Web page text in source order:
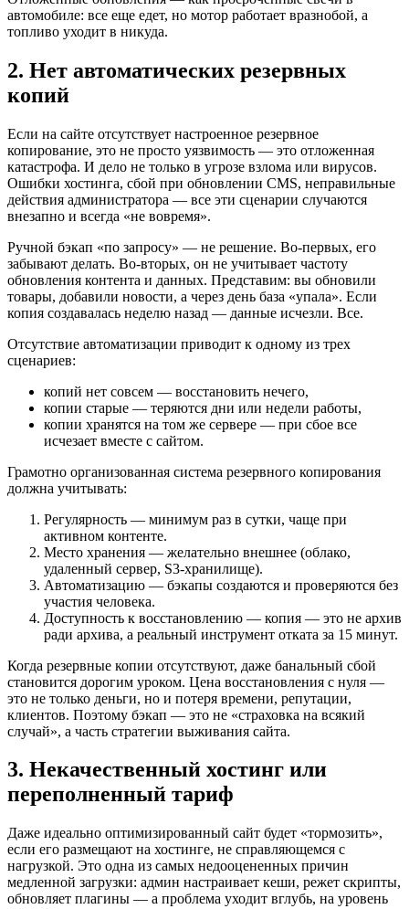
автомобиле: все еще едет, но мотор работает вразнобой, а
топливо уходит в никуда.
2. Нет автоматических резервных
копий
Если на сайте отсутствует настроенное резервное
копирование, это не просто уязвимость — это отложенная
катастрофа. И дело не только в угрозе взлома или вирусов.
Ошибки хостинга, сбой при обновлении CMS, неправильные
действия администратора — все эти сценарии случаются
внезапно и всегда «не вовремя».
Ручной бэкап «по запросу» — не решение. Во-первых, его
забывают делать. Во-вторых, он не учитывает частоту
обновления контента и данных. Представим: вы обновили
товары, добавили новости, а через день база «упала». Если
копия создавалась неделю назад — данные исчезли. Все.
Отсутствие автоматизации приводит к одному из трех
сценариев:
копий нет совсем — восстановить нечего,
копии старые — теряются дни или недели работы,
копии хранятся на том же сервере — при сбое все
исчезает вместе с сайтом.
Грамотно организованная система резервного копирования
должна учитывать:
Регулярность — минимум раз в сутки, чаще при
активном контенте.
Место хранения — желательно внешнее (облако,
удаленный сервер, S3-хранилище).
Автоматизацию — бэкапы создаются и проверяются без
участия человека.
Доступность к восстановлению — копия — это не архив
ради архива, а реальный инструмент отката за 15 минут.
Когда резервные копии отсутствуют, даже банальный сбой
становится дорогим уроком. Цена восстановления с нуля —
это не только деньги, но и потеря времени, репутации,
клиентов. Поэтому бэкап — это не «страховка на всякий
случай», а часть стратегии выживания сайта.
3. Некачественный хостинг или
переполненный тариф
Даже идеально оптимизированный сайт будет «тормозить»,
если его размещают на хостинге, не справляющемся с
нагрузкой. Это одна из самых недооцененных причин
медленной загрузки: админ настраивает кеши, режет скрипты,
обновляет плагины — а проблема уходит вглубь, на уровень